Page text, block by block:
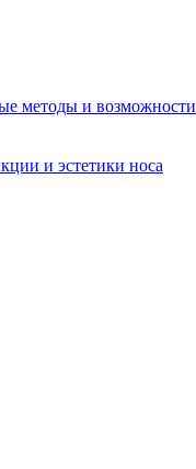
методы и возможности
и эстетики носа